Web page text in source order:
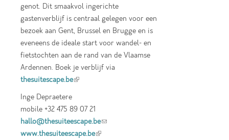
genot. Dit smaakvol ingerichte
gastenverblijf is centraal gelegen voor een
bezoek aan Gent, Brussel en Brugge en is
eveneens de ideale start voor wandel- en
fietstochten aan de rand van de Vlaamse
Ardennen. Boek je verblijf via
thesuitescape.be(link is external)
Inge Depraetere
mobile +32 475 89 07 21
hallo@thesuiteescape.be(link sends e-mail)
www.thesuiteescape.be(link is external)